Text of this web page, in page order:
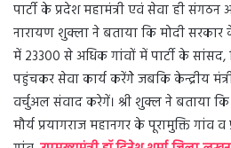
पार्टी के प्रदेश महामंत्री एवं सेवा ही संगठन
नारायण शुक्ला ने बताया कि मोदी सरकार
में 23300 से अधिक गांवों में पार्टी के सांसद,
पहुंचकर सेवा कार्य करेंगेे जबकि केन्द्रीय
वर्चुअल संवाद करेगें। श्री शुक्ल ने बताया कि
मौर्य प्रयागराज महानगर के पूरामुक्ति गांव